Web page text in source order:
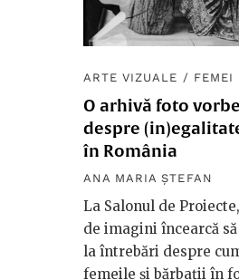
ARTE VIZUALE / FEMEI
O arhivă foto
despre
în România
ANA MARIA ȘTEFAN
La Salonul de
de imagini încearcă
la întrebări despre
femeile și bărbații în